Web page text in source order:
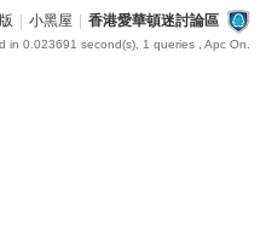
小黑屋 香港愛華頓迷討論區
in 0.023691 second(s), 1 queries , Apc On.